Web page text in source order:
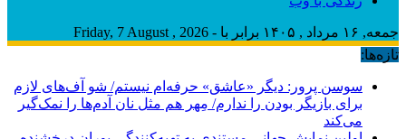
جمعه, ۱۶ مرداد , ۱۴۰۵ برابر با - Friday, 7 August , 2026
تازه‌ها:
سوسن پرور: دیگر «عاشق» حرفه‌ام نیستم/ شو آف‌های لازم
برای بازیگر بودن را ندارم/ مِهر هم مثل نان آدم‌ها را نمک‌گیر
می‌کند